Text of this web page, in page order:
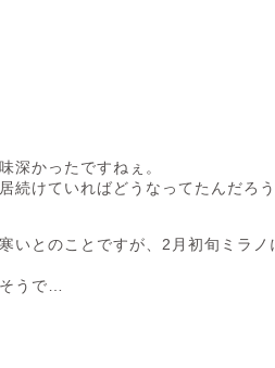
深かったですねぇ。
続けていればどうなってたんだろ
とのことですが、2月初旬ミラノ
うで…